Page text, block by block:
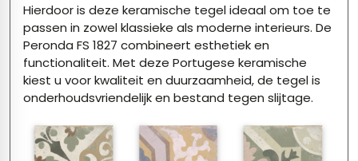
Hierdoor is deze keramische tegel ideaal om toe te
passen in zowel klassieke als moderne interieurs. De
Peronda FS 1827 combineert esthetiek en
functionaliteit. Met deze Portugese keramische
kiest u voor kwaliteit en duurzaamheid, de tegel is
onderhoudsvriendelijk en bestand tegen slijtage.